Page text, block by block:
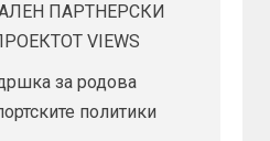
ПАРТНЕРСКИ
VIEWS
за родова
политики